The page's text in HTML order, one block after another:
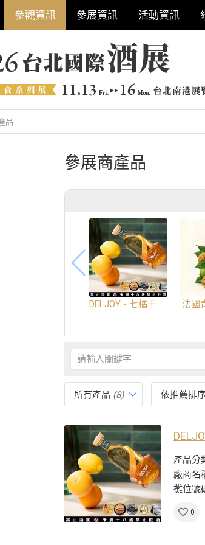
參觀資訊 參展資訊 活動資訊
品
參展商產品
DELJOY - 七橘干邑利口酒 24% 法國
所有產品 (8) 依推薦排
產品分
廠商名
攤位號
0